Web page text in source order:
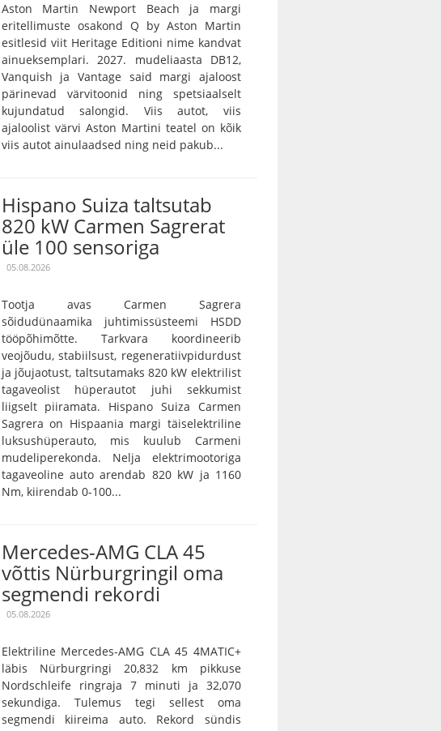
Aston Martin Newport Beach ja margi
eritellimuste osakond Q by Aston Martin
esitlesid viit Heritage Editioni nime kandvat
ainueksemplari. 2027. mudeliaasta DB12,
Vanquish ja Vantage said margi ajaloost
pärinevad värvitoonid ning spetsiaalselt
kujundatud salongid. Viis autot, viis
ajaloolist värvi Aston Martini teatel on kõik
viis autot ainulaadsed ning neid pakub...
Hispano Suiza taltsutab
820 kW Carmen Sagrerat
üle 100 sensoriga
05.08.2026
Tootja avas Carmen Sagrera
sõidudünaamika juhtimissüsteemi HSDD
tööpõhimõtte. Tarkvara koordineerib
veojõudu, stabiilsust, regeneratiivpidurdust
ja jõujaotust, taltsutamaks 820 kW elektrilist
tagaveolist hüperautot juhi sekkumist
liigselt piiramata. Hispano Suiza Carmen
Sagrera on Hispaania margi täiselektriline
luksushüperauto, mis kuulub Carmeni
mudeliperekonda. Nelja elektrimootoriga
tagaveoline auto arendab 820 kW ja 1160
Nm, kiirendab 0-100...
Mercedes-AMG CLA 45
võttis Nürburgringil oma
segmendi rekordi
05.08.2026
Elektriline Mercedes-AMG CLA 45 4MATIC+
läbis Nürburgringi 20,832 km pikkuse
Nordschleife ringraja 7 minuti ja 32,070
sekundiga. Tulemus tegi sellest oma
segmendi kiireima auto. Rekord sündis